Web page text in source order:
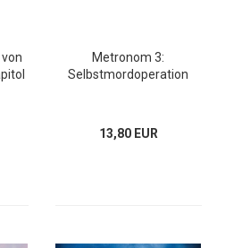
Metronom 3:
Selbstmordoperation
13,80 EUR